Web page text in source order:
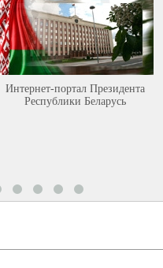
Интернет-портал Президента
Республики Беларусь